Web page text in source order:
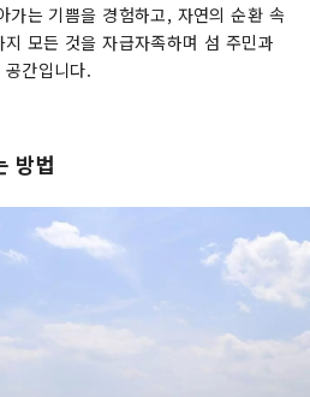
가는 기쁨을 경험하고, 자연의 순환 속
모든 것을 자급자족하며 섬 주민과
간입니다.
방법